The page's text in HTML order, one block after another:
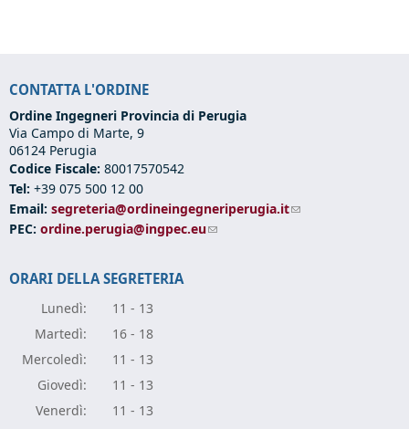
CONTATTA L'ORDINE
Ordine Ingegneri Provincia di Perugia
Via Campo di Marte, 9
06124 Perugia
Codice Fiscale: 80017570542
Tel: +39 075 500 12 00
Email: segreteria@ordineingegneriperugia.it(link sends e-mail)
PEC: ordine.perugia@ingpec.eu(link sends e-mail)
ORARI DELLA SEGRETERIA
Lunedì:
11 - 13
Martedì:
16 - 18
Mercoledì:
11 - 13
Giovedì:
11 - 13
Venerdì: 11 - 13